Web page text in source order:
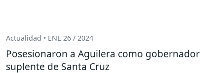
Actualidad • ENE 26 / 2024
Posesionaron a Aguilera como gobernador
suplente de Santa Cruz